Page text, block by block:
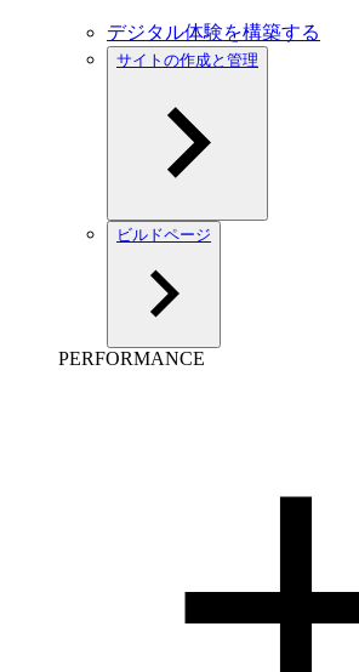
デジタル体験を構築する
サイトの作成と管理
ビルドページ
PERFORMANCE